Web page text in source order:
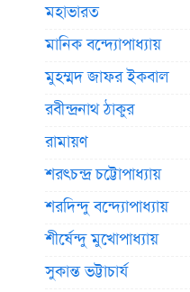
মহাভারত
মানিক বন্দ্যোপাধ্যায়
মুহম্মদ জাফর ইকবাল
রবীন্দ্রনাথ ঠাকুর
রামায়ণ
শরৎচন্দ্র চট্টোপাধ্যায়
শরদিন্দু বন্দ্যোপাধ্যায়
শীর্ষেন্দু মুখোপাধ্যায়
সুকান্ত ভট্টাচার্য